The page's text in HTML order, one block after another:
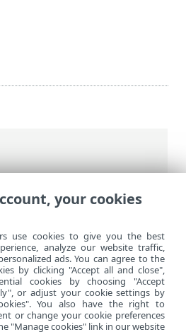
Mail Security>도구>스
- 작업 추가
your cookies
use cookies to give you the best
analyze our website traffic,
ads. You can agree to the
by clicking "Accept all and close",
cookies by choosing "Accept
or adjust your cookie settings by
You also have the right to
or change your cookie preferences
"Manage cookies" link in our website